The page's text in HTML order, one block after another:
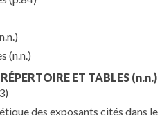
(n.n.)
ET TABLES (n.n.)
des exposants cités dans le